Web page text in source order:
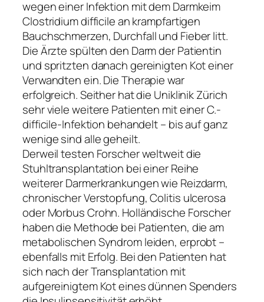
wegen einer Infektion mit dem Darmkeim
Clostridium difficile an krampfartigen
Bauchschmerzen, Durchfall und Fieber litt.
Die Ärzte spülten den Darm der Patientin
und spritzten danach gereinigten Kot einer
Verwandten ein. Die Therapie war
erfolgreich. Seither hat die Uniklinik Zürich
sehr viele weitere Patienten mit einer C.-
difficile-Infektion behandelt – bis auf ganz
wenige sind alle geheilt.
Derweil testen Forscher weltweit die
Stuhltransplantation bei einer Reihe
weiterer Darmerkrankungen wie Reizdarm,
chronischer Verstopfung, Colitis ulcerosa
oder Morbus Crohn. Holländische Forscher
haben die Methode bei Patienten, die am
metabolischen Syndrom leiden, erprobt –
ebenfalls mit Erfolg. Bei den Patienten hat
sich nach der Transplantation mit
aufgereinigtem Kot eines dünnen Spenders